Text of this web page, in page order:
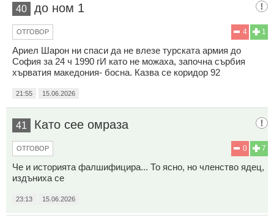
40 до ном 1
1
4
ОТГОВОР
Ариел Шарон ни спаси да не влезе турската армия до
София за 24 ч 1990 гИ като не можаха, започна сърбия
хърватия македония- босна. Казва се коридор 92
21:55 15.06.2026
41 Като сее омраза
7
0
ОТГОВОР
Че и историята фалшифицира... То ясно, но членство ядец,
издъниха се
23:13 15.06.2026